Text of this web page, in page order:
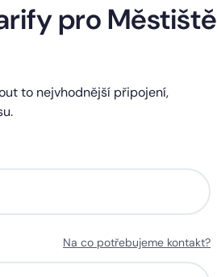
Comfort
Akce na 6 měsíců
Silná gigabitová WiFi za 50 Kč
pro Městiště
to nejvhodnější připojení,
Na co potřebujeme kontakt?